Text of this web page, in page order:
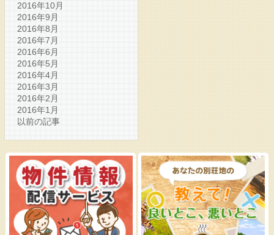
2016年10月
2016年9月
2016年8月
2016年7月
2016年6月
2016年5月
2016年4月
2016年3月
2016年2月
2016年1月
以前の記事